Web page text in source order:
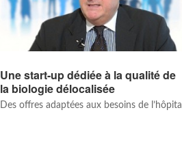
Une start-up dédiée à la qualité de
la biologie délocalisée
Des offres adaptées aux besoins de l’hôpital